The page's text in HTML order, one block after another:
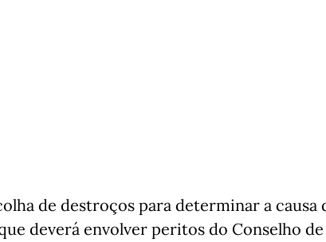
de destroços para determinar a causa
deverá envolver peritos do Conselho de